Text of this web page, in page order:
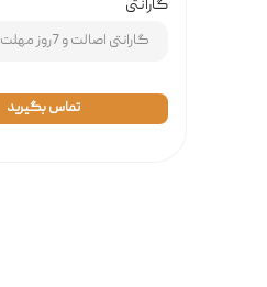
گارانتی
تماس بگیرید